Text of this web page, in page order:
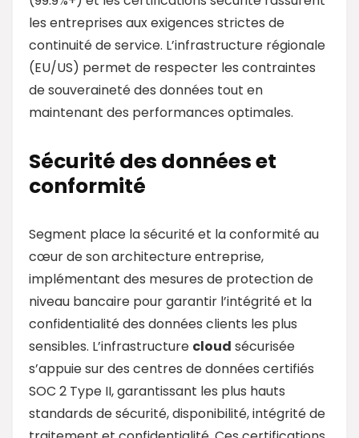
les entreprises aux exigences strictes de
continuité de service. L’infrastructure régionale
(EU/US) permet de respecter les contraintes
de souveraineté des données tout en
maintenant des performances optimales.
Sécurité des données et
conformité
Segment place la sécurité et la conformité au
cœur de son architecture entreprise,
implémentant des mesures de protection de
niveau bancaire pour garantir l’intégrité et la
confidentialité des données clients les plus
sensibles. L’infrastructure cloud sécurisée
s’appuie sur des centres de données certifiés
SOC 2 Type II, garantissant les plus hauts
standards de sécurité, disponibilité, intégrité de